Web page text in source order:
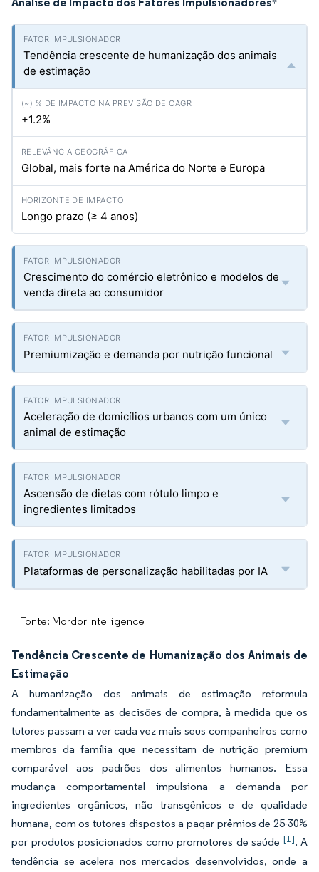
*
Tendência crescente de humanização dos animais
de estimação
+1.2%
Global, mais forte na América do Norte e Europa
Longo prazo (≥ 4 anos)
Crescimento do comércio eletrônico e modelos de
venda direta ao consumidor
Premiumização e demanda por nutrição funcional
Aceleração de domicílios urbanos com um único
animal de estimação
Ascensão de dietas com rótulo limpo e
ingredientes limitados
Plataformas de personalização habilitadas por IA
Fonte: Mordor Intelligence
Tendência Crescente de Humanização dos Animais de
Estimação
A humanização dos animais de estimação reformula
fundamentalmente as decisões de compra, à medida que os
tutores passam a ver cada vez mais seus companheiros como
membros da família que necessitam de nutrição premium
comparável aos padrões dos alimentos humanos. Essa
mudança comportamental impulsiona a demanda por
ingredientes orgânicos, não transgênicos e de qualidade
humana, com os tutores dispostos a pagar prêmios de 25-30%
por produtos posicionados como promotores de saúde [1]. A
tendência se acelera nos mercados desenvolvidos, onde a